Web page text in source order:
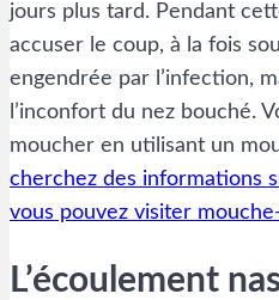
jours plus tard. Pendant
accuser le coup, à la fois
engendrée par l’infection,
l’inconfort du nez bouché.
moucher en utilisant un
cherchez des informations
vous pouvez visiter
L’écoulement